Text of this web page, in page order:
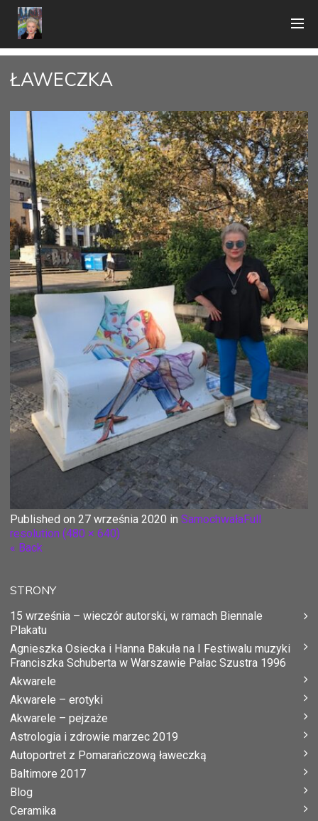
ŁAWECZKA
Published on 27 września 2020 in SamochwałaFull
resolution (480 × 640)
« Back
STRONY
15 września – wieczór autorski, w ramach Biennale
Plakatu
Agnieszka Osiecka i Hanna Bakuła na I Festiwalu muzyki
Franciszka Schuberta w Warszawie Pałac Szustra 1996
Akwarele
Akwarele – erotyki
Akwarele – pejzaże
Astrologia i zdrowie marzec 2019
Autoportret z Pomarańczową ławeczką
Baltimore 2017
Blog
Ceramika